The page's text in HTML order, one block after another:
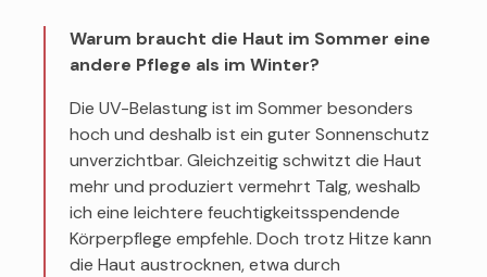
Warum braucht die Haut im Sommer eine
andere Pflege als im Winter?
Die UV-Belastung ist im Sommer besonders
hoch und deshalb ist ein guter Sonnenschutz
unverzichtbar. Gleichzeitig schwitzt die Haut
mehr und produziert vermehrt Talg, weshalb
ich eine leichtere feuchtigkeitsspendende
Körperpflege empfehle. Doch trotz Hitze kann
die Haut austrocknen, etwa durch